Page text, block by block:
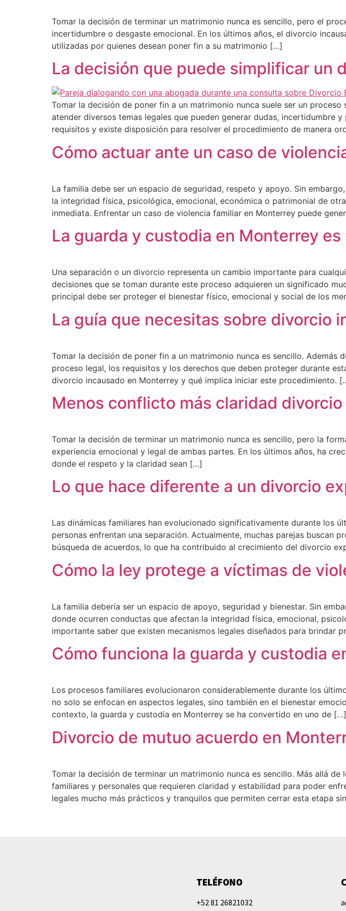
Tomar la decisión de terminar un matrimonio nunca es sencillo, pero el
incertidumbre o desgaste emocional. En los últimos años, el divorcio
utilizadas por quienes desean poner fin a su matrimonio […]
La decisión que puede simplificar un
Tomar la decisión de poner fin a un matrimonio nunca suele ser un
atender diversos temas legales que pueden generar dudas, incertidumbre
requisitos y existe disposición para resolver el procedimiento de manera
Cómo actuar ante un caso de
La familia debe ser un espacio de seguridad, respeto y apoyo. Sin
la integridad física, psicológica, emocional, económica o patrimonial de
inmediata. Enfrentar un caso de violencia familiar en Monterrey puede
La guarda y custodia en Monterrey
Una separación o un divorcio representa un cambio importante para
decisiones que se toman durante este proceso adquieren un significado
principal debe ser proteger el bienestar físico, emocional y social de los
La guía que necesitas sobre divorcio
Tomar la decisión de poner fin a un matrimonio nunca es sencillo. Además
proceso legal, los requisitos y los derechos que deben proteger durante
divorcio incausado en Monterrey y qué implica iniciar este procedimiento.
Menos conflicto más claridad
Tomar la decisión de terminar un matrimonio nunca es sencillo, pero la
experiencia emocional y legal de ambas partes. En los últimos años, ha
donde el respeto y la claridad sean […]
Lo que hace diferente a un divorcio
Las dinámicas familiares han evolucionado significativamente durante los
personas enfrentan una separación. Actualmente, muchas parejas buscan
búsqueda de acuerdos, lo que ha contribuido al crecimiento del divorcio
Cómo la ley protege a víctimas de
La familia debería ser un espacio de apoyo, seguridad y bienestar. Sin
donde ocurren conductas que afectan la integridad física, emocional,
importante saber que existen mecanismos legales diseñados para brindar
Cómo funciona la guarda y custodia
Los procesos familiares evolucionaron considerablemente durante los
no solo se enfocan en aspectos legales, sino también en el bienestar
contexto, la guarda y custodia en Monterrey se ha convertido en uno de […]
Divorcio de mutuo acuerdo en
Tomar la decisión de terminar un matrimonio nunca es sencillo. Más allá
familiares y personales que requieren claridad y estabilidad para poder
legales mucho más prácticos y tranquilos que permiten cerrar esta etapa
TELÉFONO
+52 81 26821032